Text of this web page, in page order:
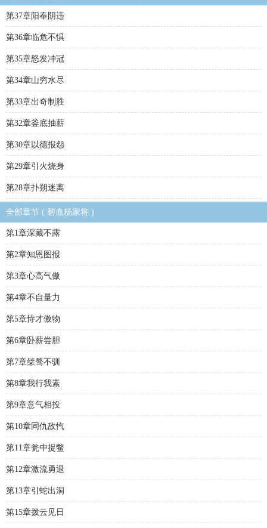
第37章阳奉阴违
第36章临危不惧
第35章怒发冲冠
第34章山穷水尽
第33章出奇制胜
第32章釜底抽薪
第30章以德报怨
第29章引火烧身
第28章扑朔迷离
全部章节 ( 碧血杨家将 )
第1章深藏不露
第2章知恩图报
第3章心高气傲
第4章不自量力
第5章恃才傲物
第6章卧薪尝胆
第7章桀骜不驯
第8章我行我素
第9章意气相投
第10章同仇敌忾
第11章瓮中捉鳖
第12章激流勇退
第13章引蛇出洞
第15章拨云见日